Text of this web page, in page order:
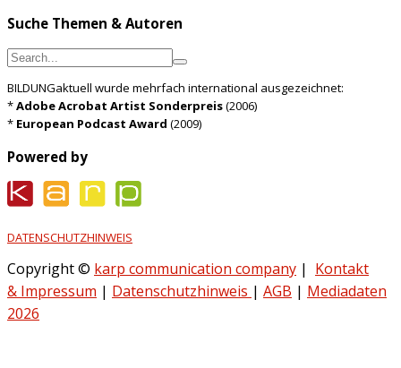
Suche Themen & Autoren
BILDUNGaktuell wurde mehrfach international ausgezeichnet:
*Adobe Acrobat Artist Sonderpreis(2006)
* European Podcast Award (2009)
Powered by
DATENSCHUTZHINWEIS
Copyright © karp communication company | Kontakt
& Impressum | Datenschutzhinweis | AGB | Mediadaten
2026